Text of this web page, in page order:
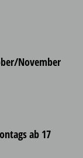
November
ab 17